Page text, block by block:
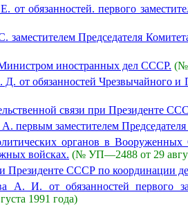
обязанностей. первого
Председателя
иностранных дел СССР. (№
от обязанностей Чрезвычайного
связи при Президенте
заместителем
органов в
войсках. (№ УП—2488 от 29
СССР по координации
И. от обязанностей первого
1991 года)